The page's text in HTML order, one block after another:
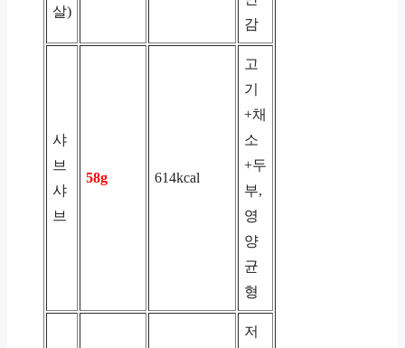
살)
감
샤
브
샤
브
58g 614kcal
고
기
+채
소
+두
부,
영
양
균
형
저